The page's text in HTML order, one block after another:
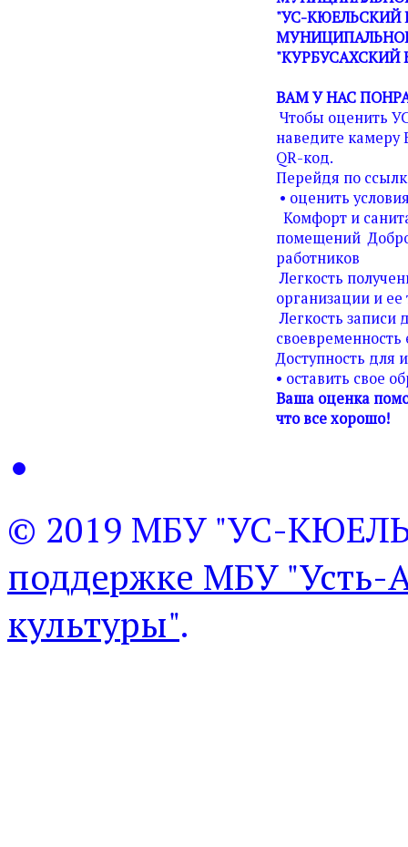
"УС-КЮЕЛЬСКИЙ
"КУРБУСАХСКИЙ
ВАМ У НАС
Чтобы оценить
наведите камеру
QR-код.
Перейдя по
• оценить
Комфорт и
помещений
работников
Легкость
организации и ее
Легкость записи
своевременность
Доступность для
• оставить свое
Ваша оценка
что все хорошо!
© 2019 МБУ "УС-
поддержке МБУ "Усть-
культуры".